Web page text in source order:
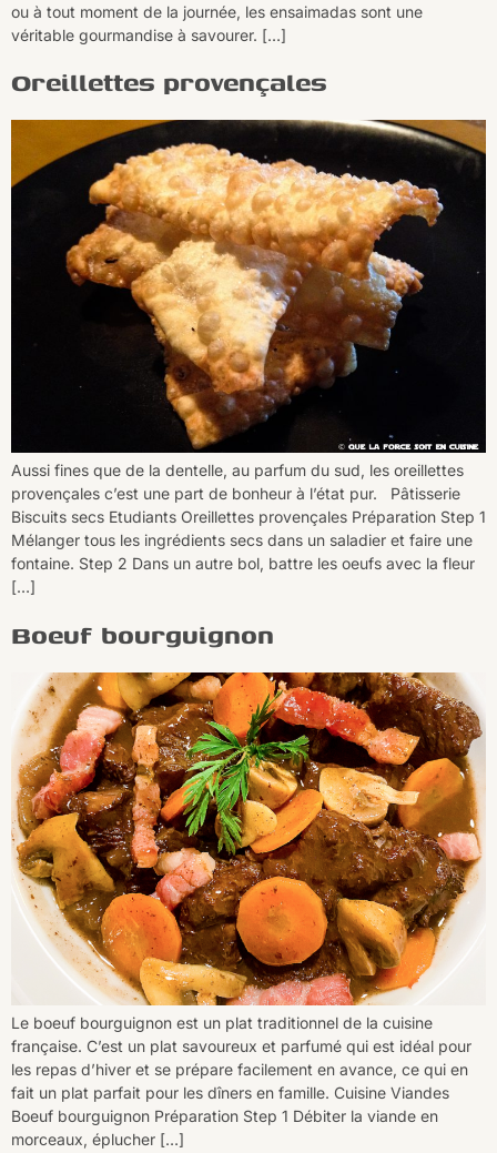
ou à tout moment de la journée, les ensaimadas sont une
véritable gourmandise à savourer. […]
Oreillettes provençales
Aussi fines que de la dentelle, au parfum du sud, les oreillettes
provençales c’est une part de bonheur à l’état pur. Pâtisserie
Biscuits secs Etudiants Oreillettes provençales Préparation Step 1
Mélanger tous les ingrédients secs dans un saladier et faire une
fontaine. Step 2 Dans un autre bol, battre les oeufs avec la fleur
[…]
Boeuf bourguignon
Le boeuf bourguignon est un plat traditionnel de la cuisine
française. C’est un plat savoureux et parfumé qui est idéal pour
les repas d’hiver et se prépare facilement en avance, ce qui en
fait un plat parfait pour les dîners en famille. Cuisine Viandes
Boeuf bourguignon Préparation Step 1 Débiter la viande en
morceaux, éplucher […]